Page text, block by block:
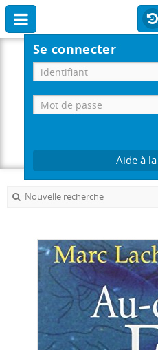
Se connecter
Aide à
Nouvelle recherche